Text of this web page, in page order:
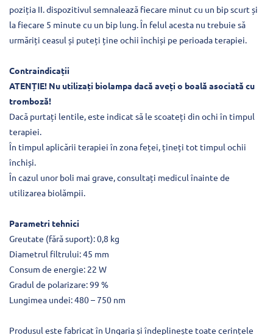
poziția II. dispozitivul semnalează fiecare minut cu un bip scurt și
la fiecare 5 minute cu un bip lung. În felul acesta nu trebuie să
urmăriți ceasul și puteți ține ochii închiși pe perioada terapiei.
Contraindicații
ATENȚIE! Nu utilizați biolampa dacă aveți o boală asociată cu
tromboză!
Dacă purtați lentile, este indicat să le scoateți din ochi în timpul
terapiei.
În timpul aplicării terapiei în zona feței, țineți tot timpul ochii
închiși.
În cazul unor boli mai grave, consultați medicul înainte de
utilizarea biolămpii.
Parametri tehnici
Greutate (fără suport): 0,8 kg
Diametrul filtrului: 45 mm
Consum de energie: 22 W
Gradul de polarizare: 99 %
Lungimea undei: 480 – 750 nm
Produsul este fabricat în Ungaria și îndeplinește toate cerințele